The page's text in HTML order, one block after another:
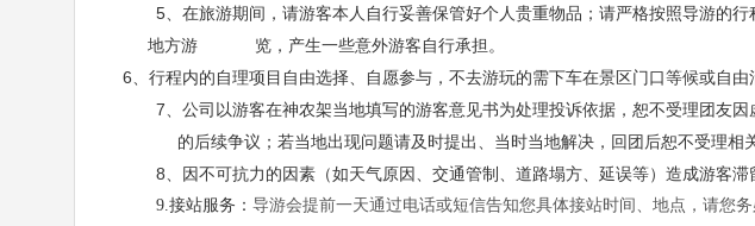
5、 在旅游期间，请游客本人自行妥善保管好个人贵重物品；请严格按照导游的
地方游 览，产生一些意外游客自行承担。
6、行程内的自理项目自由选择、自愿参与，不去游玩的需下车在景区门口等候或自由
7、公司以游客在神农架当地填写的游客意见书为处理投诉依据，恕不受理团友因
的后续争议；若当地出现问题请及时提出、当时当地解决，回团后恕不受理相
8、因不可抗力的因素（如天气原因、交通管制、道路塌方、延误等）造成游客滞
9.接站服务： 导游会提前一天通过电话或短信告知您具体接站时间、地点，请您